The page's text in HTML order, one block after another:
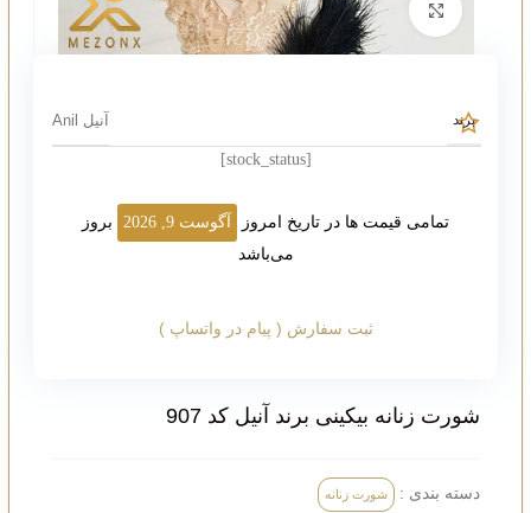
بزرگنمایی تصویر
شورت زنانه بیکینی برند آنیل کد 907
دسته بندی : شورت زنانه
برند آنیل Anil
[stock_status]
تمامی قیمت ها در تاریخ امروز آگوست 9, 2026
بروز
می‌باشد
ثبت سفارش ( پیام در واتساپ )